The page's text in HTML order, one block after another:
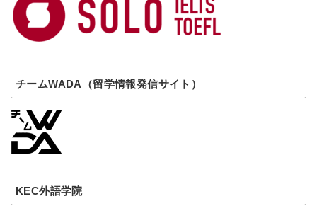
チームWADA（留学情報発信サイト）
KEC外語学院